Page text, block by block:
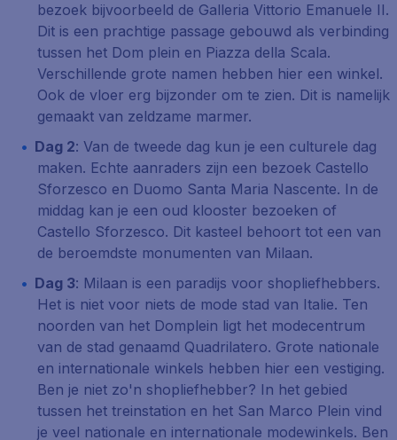
bezoek bijvoorbeeld de Galleria Vittorio Emanuele II.
Dit is een prachtige passage gebouwd als verbinding
tussen het Dom plein en Piazza della Scala.
Verschillende grote namen hebben hier een winkel.
Ook de vloer erg bijzonder om te zien. Dit is namelijk
gemaakt van zeldzame marmer.
Dag 2: Van de tweede dag kun je een culturele dag
maken. Echte aanraders zijn een bezoek Castello
Sforzesco en Duomo Santa Maria Nascente. In de
middag kan je een oud klooster bezoeken of
Castello Sforzesco. Dit kasteel behoort tot een van
de beroemdste monumenten van Milaan.
Dag 3: Milaan is een paradijs voor shopliefhebbers.
Het is niet voor niets de mode stad van Italie. Ten
noorden van het Domplein ligt het modecentrum
van de stad genaamd Quadrilatero. Grote nationale
en internationale winkels hebben hier een vestiging.
Ben je niet zo'n shopliefhebber? In het gebied
tussen het treinstation en het San Marco Plein vind
je veel nationale en internationale modewinkels. Ben